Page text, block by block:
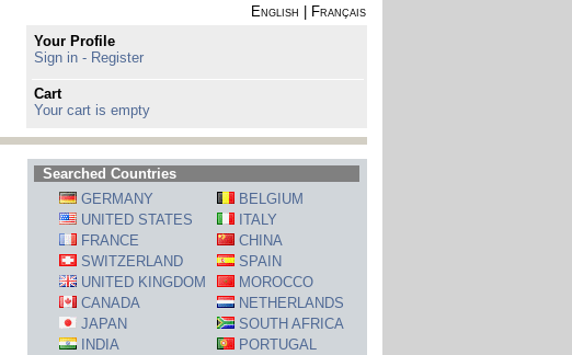
English
Français
Your Profile
Sign in - Register
Cart
Your cart is empty
Searched Countries
GERMANY
BELGIUM
UNITED STATES
ITALY
FRANCE
CHINA
SWITZERLAND
SPAIN
UNITED KINGDOM
MOROCCO
CANADA
NETHERLANDS
JAPAN
SOUTH AFRICA
INDIA
PORTUGAL